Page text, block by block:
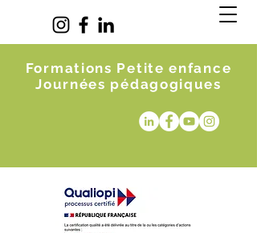
Formations Petite enfance
Journées pédagogiques